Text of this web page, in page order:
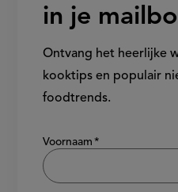
in je
Ontvang het heerlijke
kooktips en populair
foodtrends.
Show/hide
Voornaam